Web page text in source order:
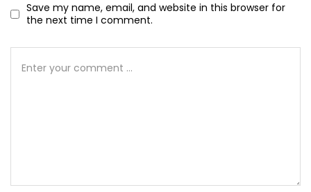
Save my name, email, and website in this browser for
the next time I comment.